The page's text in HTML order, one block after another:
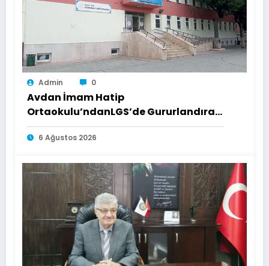
Admin 0
Avdan İmam Hatip
Ortaokulu’ndanLGS’de Gururlandıran
Başarı
6 Ağustos 2026